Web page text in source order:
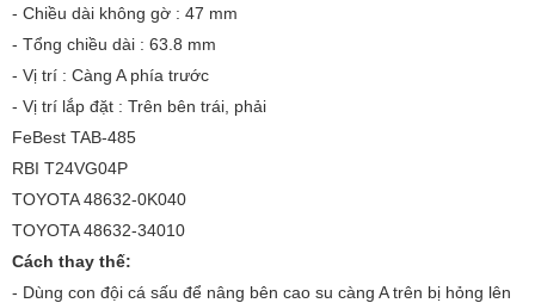
- Chiều dài không gờ : 47 mm
- Tổng chiều dài : 63.8 mm
- Vị trí : Càng A phía trước
- Vị trí lắp đặt : Trên bên trái, phải
FeBest TAB-485
RBI T24VG04P
TOYOTA 48632-0K040
TOYOTA 48632-34010
Cách thay thế:
- Dùng con đội cá sấu để nâng bên cao su càng A trên bị hỏng lên